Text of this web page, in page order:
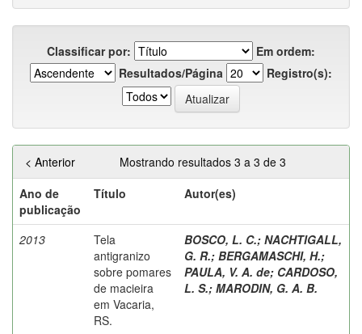
Classificar por:
Em ordem:
Resultados/Página
Registro(s):
Mostrando resultados 3 a 3 de 3
< Anterior
Ano de
publicação
Título Autor(es)
2013
Tela
antigranizo
sobre pomares
de macieira
em Vacaria,
RS.
BOSCO, L. C.; NACHTIGALL,
G. R.; BERGAMASCHI, H.;
PAULA, V. A. de; CARDOSO,
L. S.; MARODIN, G. A. B.